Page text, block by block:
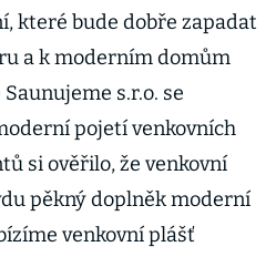
které bude dobře zapadat
a k moderním domům
s.r.o. se
pojetí venkovních
si ověřilo, že venkovní
pěkný doplněk moderní
venkovní plášť